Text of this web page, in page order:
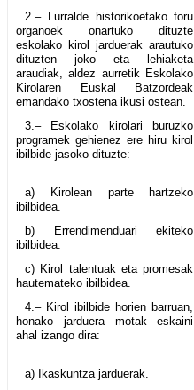
2.– Lurralde historikoetako foru
organoek onartuko dituzte
eskolako kirol jarduerak arautuko
dituzten joko eta lehiaketa
araudiak, aldez aurretik Eskolako
Kirolaren Euskal Batzordeak
emandako txostena ikusi ostean.
3.– Eskolako kirolari buruzko
programek gehienez ere hiru kirol
ibilbide jasoko dituzte:
a) Kirolean parte hartzeko
ibilbidea.
b) Errendimenduari ekiteko
ibilbidea.
c) Kirol talentuak eta promesak
hautemateko ibilbidea.
4.– Kirol ibilbide horien barruan,
honako jarduera motak eskaini
ahal izango dira:
a) Ikaskuntza jarduerak.